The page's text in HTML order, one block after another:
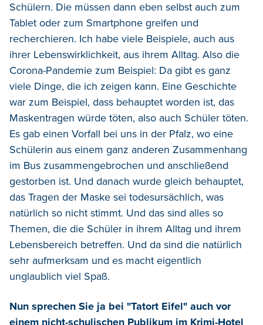
Schülern. Die müssen dann eben selbst auch zum
Tablet oder zum Smartphone greifen und
recherchieren. Ich habe viele Beispiele, auch aus
ihrer Lebenswirklichkeit, aus ihrem Alltag. Also die
Corona-Pandemie zum Beispiel: Da gibt es ganz
viele Dinge, die ich zeigen kann. Eine Geschichte
war zum Beispiel, dass behauptet worden ist, das
Maskentragen würde töten, also auch Schüler töten.
Es gab einen Vorfall bei uns in der Pfalz, wo eine
Schülerin aus einem ganz anderen Zusammenhang
im Bus zusammengebrochen und anschließend
gestorben ist. Und danach wurde gleich behauptet,
das Tragen der Maske sei todesursächlich, was
natürlich so nicht stimmt. Und das sind alles so
Themen, die die Schüler in ihrem Alltag und ihrem
Lebensbereich betreffen. Und da sind die natürlich
sehr aufmerksam und es macht eigentlich
unglaublich viel Spaß.
Nun sprechen Sie ja bei "Tatort Eifel" auch vor
einem nicht-schulischen Publikum im Krimi-Hotel